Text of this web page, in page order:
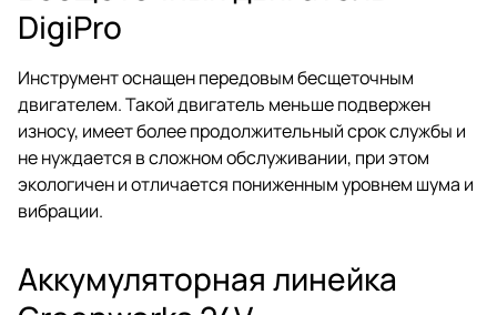
DigiPro
Инструмент оснащен передовым бесщеточным
двигателем. Такой двигатель меньше подвержен
износу, имеет более продолжительный срок службы и
не нуждается в сложном обслуживании, при этом
экологичен и отличается пониженным уровнем шума и
вибрации.
Аккумуляторная линейка